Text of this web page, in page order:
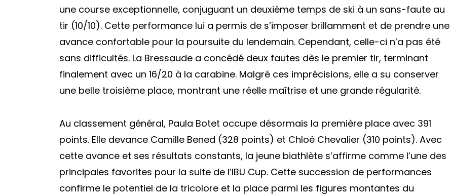
une course exceptionnelle, conjuguant un deuxième temps de ski à un sans-faute au
tir (10/10). Cette performance lui a permis de s’imposer brillamment et de prendre une
avance confortable pour la poursuite du lendemain. Cependant, celle-ci n’a pas été
sans difficultés. La Bressaude a concédé deux fautes dès le premier tir, terminant
finalement avec un 16/20 à la carabine. Malgré ces imprécisions, elle a su conserver
une belle troisième place, montrant une réelle maîtrise et une grande régularité.
Au classement général, Paula Botet occupe désormais la première place avec 391
points. Elle devance Camille Bened (328 points) et Chloé Chevalier (310 points). Avec
cette avance et ses résultats constants, la jeune biathlète s’affirme comme l’une des
principales favorites pour la suite de l’IBU Cup. Cette succession de performances
confirme le potentiel de la tricolore et la place parmi les figures montantes du